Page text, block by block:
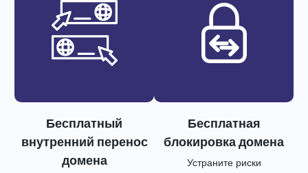
Бесплатный
внутренний перенос
домена
Бесплатная
блокировка домена
Устраните риски